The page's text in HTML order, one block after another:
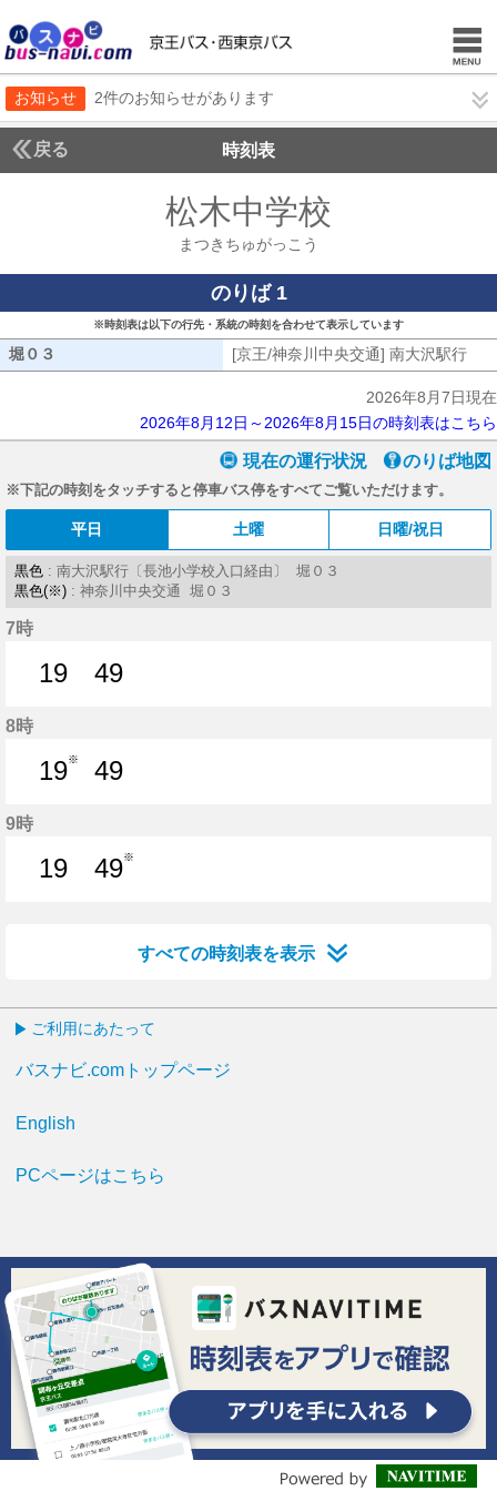
お知らせ 2件のお知らせがあります
戻る 時刻表
松木中学校
まつきちゅがっこう
のりば 1
※時刻表は以下の行先・系統の時刻を合わせて表示しています
堀０３ [京王/神奈川中央交通] 南大沢駅行
2026年8月7日現在
2026年8月12日～2026年8月15日の時刻表はこちら
現在の運行状況 のりば地図
※下記の時刻をタッチすると停車バス停をすべてご覧いただけます。
平日 土曜 日曜/祝日
黒色 : 南大沢駅行〔長池小学校入口経由〕 堀０３
黒色(※) : 神奈川中央交通 堀０３
7時
19
49
8時
19※
49
9時
19
49※
すべての時刻表を表示
ご利用にあたって
バスナビ.comトップページ
English
PCページはこちら